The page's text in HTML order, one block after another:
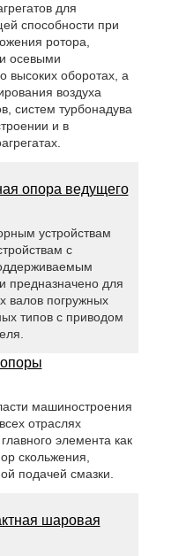
для
способности при
ротора,
осевыми
высоких оборотах, а
воздуха
систем турбонадува
и в
опора ведущего
устройствам
с
предназначено для
валов погружных
типов с приводом
машиностроения
отраслях
элемента как
скольжения,
подачей смазки.
шаровая